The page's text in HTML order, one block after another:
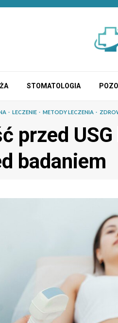
STOMATOLOGIA
LECZENIE METODY LECZENIA
przed
badaniem